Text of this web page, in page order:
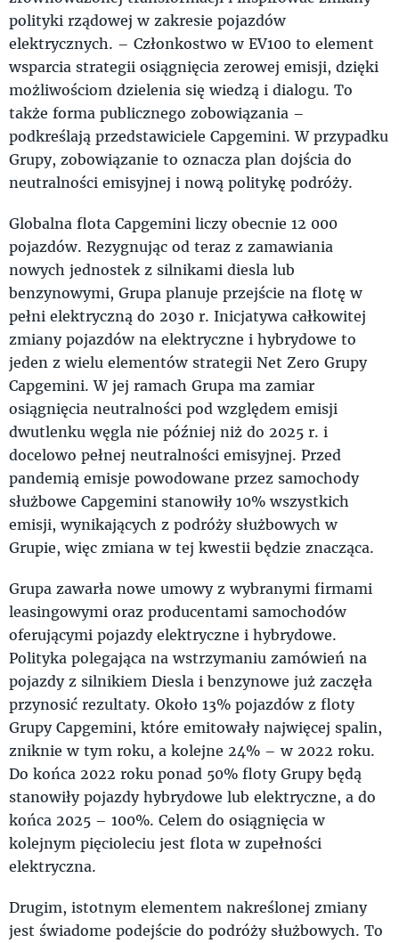
polityki rządowej w zakresie pojazdów
elektrycznych. – Członkostwo w EV100 to element
wsparcia strategii osiągnięcia zerowej emisji, dzięki
możliwościom dzielenia się wiedzą i dialogu. To
także forma publicznego zobowiązania –
podkreślają przedstawiciele Capgemini. W przypadku
Grupy, zobowiązanie to oznacza plan dojścia do
neutralności emisyjnej i nową politykę podróży.
Globalna flota Capgemini liczy obecnie 12 000
pojazdów. Rezygnując od teraz z zamawiania
nowych jednostek z silnikami diesla lub
benzynowymi, Grupa planuje przejście na flotę w
pełni elektryczną do 2030 r. Inicjatywa całkowitej
zmiany pojazdów na elektryczne i hybrydowe to
jeden z wielu elementów strategii Net Zero Grupy
Capgemini. W jej ramach Grupa ma zamiar
osiągnięcia neutralności pod względem emisji
dwutlenku węgla nie później niż do 2025 r. i
docelowo pełnej neutralności emisyjnej. Przed
pandemią emisje powodowane przez samochody
służbowe Capgemini stanowiły 10% wszystkich
emisji, wynikających z podróży służbowych w
Grupie, więc zmiana w tej kwestii będzie znacząca.
Grupa zawarła nowe umowy z wybranymi firmami
leasingowymi oraz producentami samochodów
oferującymi pojazdy elektryczne i hybrydowe.
Polityka polegająca na wstrzymaniu zamówień na
pojazdy z silnikiem Diesla i benzynowe już zaczęła
przynosić rezultaty. Około 13% pojazdów z floty
Grupy Capgemini, które emitowały najwięcej spalin,
zniknie w tym roku, a kolejne 24% – w 2022 roku.
Do końca 2022 roku ponad 50% floty Grupy będą
stanowiły pojazdy hybrydowe lub elektryczne, a do
końca 2025 – 100%. Celem do osiągnięcia w
kolejnym pięcioleciu jest flota w zupełności
elektryczna.
Drugim, istotnym elementem nakreślonej zmiany
jest świadome podejście do podróży służbowych. To